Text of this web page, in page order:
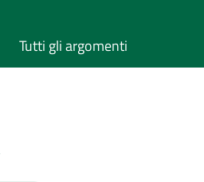
Tutti gli argomenti